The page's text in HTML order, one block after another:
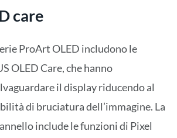
care
ProArt OLED includono le
OLED Care, che hanno
il display riducendo al
di bruciatura dell’immagine. La
include le funzioni di Pixel